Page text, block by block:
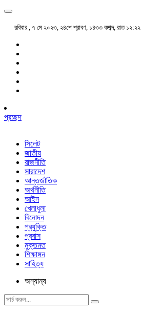
রবিবার , ৭ মে ২০২৩, ২৪শে শ্রাবণ, ১৪৩৩ বঙ্গাব্দ, রাত ১২:২২
প্রচ্ছদ
সিলেট
জাতীয়
রাজনীতি
সারাদেশ
আন্তর্জাতিক
অর্থনীতি
আইন
খেলাধুলা
বিনোদন
প্রযুক্তি
প্রবাস
মুক্তমত
শিক্ষাঙ্গন
সাহিত্য
অন্যান্য